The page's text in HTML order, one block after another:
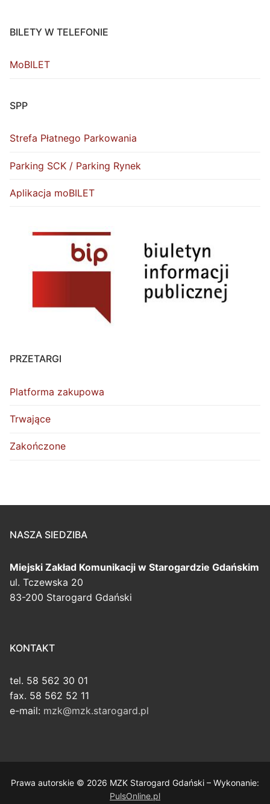
BILETY W TELEFONIE
MoBILET
SPP
Strefa Płatnego Parkowania
Parking SCK / Parking Rynek
Aplikacja moBILET
PRZETARGI
Platforma zakupowa
Trwające
Zakończone
NASZA SIEDZIBA
Miejski Zakład Komunikacji w Starogardzie Gdańskim
ul. Tczewska 20
83-200 Starogard Gdański
KONTAKT
tel. 58 562 30 01
fax. 58 562 52 11
e-mail: mzk@mzk.starogard.pl
Prawa autorskie © 2026 MZK Starogard Gdański – Wykonanie:
PulsOnline.pl